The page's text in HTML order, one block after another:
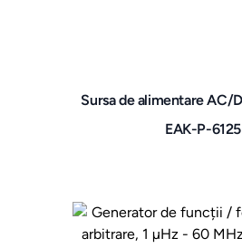
Sursa de alimentare AC/
EAK-P-6125